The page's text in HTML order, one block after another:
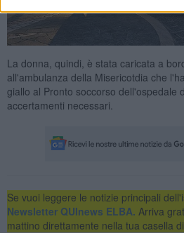
La donna, quindi, è stata caricata a
all'ambulanza della Misericotdia che
giallo al Pronto soccorso dell'ospedale
accertamenti necessari.
Se vuoi leggere le notizie principali
Newsletter QUInews ELBA. Arriva
mattino direttamente nella tua casella di